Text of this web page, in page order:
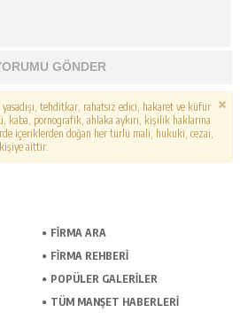
GÖNDER
tehditkar, rahatsız edici, hakaret ve küfür
kaba, pornografik, ahlaka aykırı, kişilik haklarına
içeriklerden doğan her türlü mali, hukuki, cezai,
aittir.
FİRMA ARA
FİRMA REHBERİ
POPÜLER GALERİLER
TÜM MANŞET HABERLERİ